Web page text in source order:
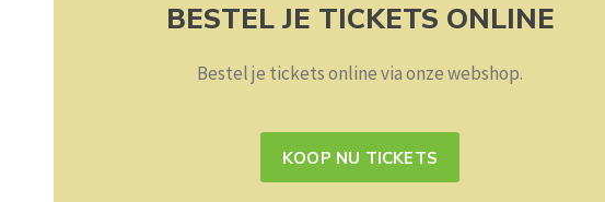
BESTEL JE TICKETS ONLINE
Bestel je tickets online via onze webshop.
KOOP NU TICKETS